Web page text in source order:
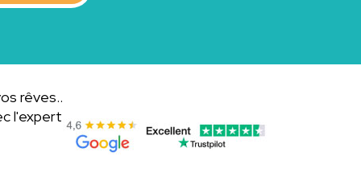
rêves..
l'expert